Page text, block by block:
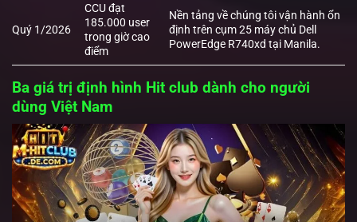
Quý 1/2026
CCU đạt
185.000 user
trong giờ cao
điểm
Nền tảng về chúng tôi vận hành ổn
định trên cụm 25 máy chủ Dell
PowerEdge R740xd tại Manila.
Ba giá trị định hình Hit club dành cho người
dùng Việt Nam